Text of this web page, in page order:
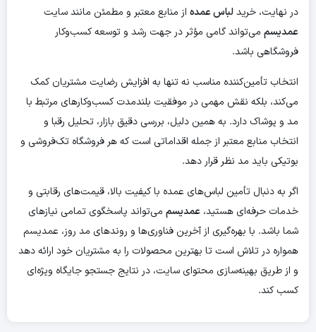
در نهایت، خریدلباس عمده از منابع معتبر و مطمئن مانند سایت
عمدیسم می‌تواند گامی مؤثر در جهت رشد و توسعه کسب‌وکار
فروشگاهی باشد.
انتخاب تأمین‌کننده مناسب نه تنها به افزایش رضایت مشتریان کمک
می‌کند، بلکه نقش مهمی در موفقیت بلندمدت کسب‌وکارهای مرتبط با
مد و پوشاک دارد. به همین دلیل، بررسی دقیق بازار، تحلیل رقبا و
انتخاب منابع معتبر از جمله اقداماتی است که هر فروشگاه تک‌فروشی و
بوتیکی باید مد نظر قرار دهد.
اگر به دنبال تأمین لباس‌های عمده با کیفیت بالا، قیمت‌های رقابتی و
خدمات حرفه‌ای هستید، عمدیسم می‌تواند پاسخگوی تمامی نیازهای
شما باشد. با بهره‌گیری از آخرین فناوری‌ها و روندهای مد روز، عمدیسم
همواره در تلاش است تا بهترین محصولات را به مشتریان خود ارائه دهد
و از طریق بهینه‌سازی محتوای سایت، در نتایج جستجو جایگاه ویژه‌ای
کسب کند.